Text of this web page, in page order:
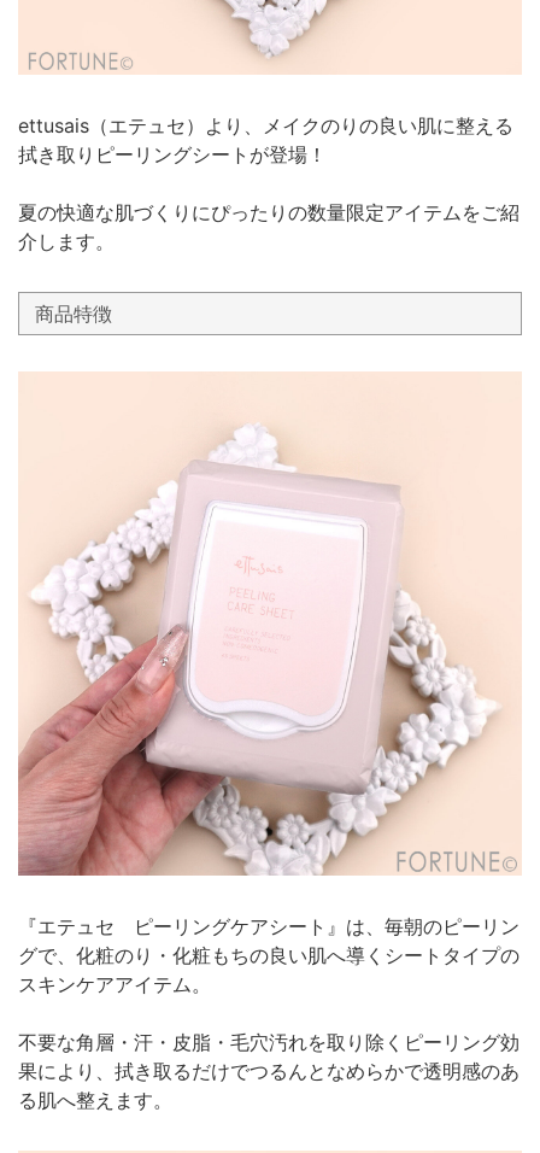
ettusais（エテュセ）より、メイクのりの良い肌に整える
拭き取りピーリングシートが登場！
夏の快適な肌づくりにぴったりの数量限定アイテムをご紹
介します。
商品特徴
『エテュセ ピーリングケアシート』は、毎朝のピーリン
グで、化粧のり・化粧もちの良い肌へ導くシートタイプの
スキンケアアイテム。
不要な角層・汗・皮脂・毛穴汚れを取り除くピーリング効
果により、拭き取るだけでつるんとなめらかで透明感のあ
る肌へ整えます。